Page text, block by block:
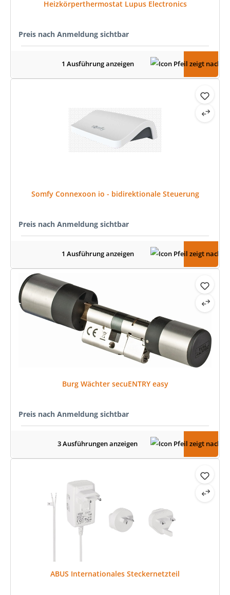
Heizkörperthermostat Lupus Electronics
Preis nach Anmeldung sichtbar
1 Ausführung anzeigen
Somfy Connexoon io - bidirektionale Steuerung
Preis nach Anmeldung sichtbar
1 Ausführung anzeigen
Burg Wächter secuENTRY easy
Preis nach Anmeldung sichtbar
3 Ausführungen anzeigen
ABUS Internationales Steckernetzteil